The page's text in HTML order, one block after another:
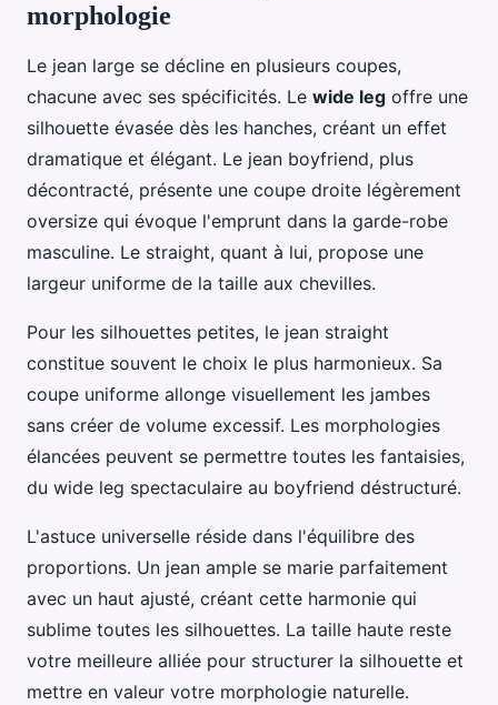
morphologie
Le jean large se décline en plusieurs coupes,
chacune avec ses spécificités. Le wide leg offre une
silhouette évasée dès les hanches, créant un effet
dramatique et élégant. Le jean boyfriend, plus
décontracté, présente une coupe droite légèrement
oversize qui évoque l'emprunt dans la garde-robe
masculine. Le straight, quant à lui, propose une
largeur uniforme de la taille aux chevilles.
Pour les silhouettes petites, le jean straight
constitue souvent le choix le plus harmonieux. Sa
coupe uniforme allonge visuellement les jambes
sans créer de volume excessif. Les morphologies
élancées peuvent se permettre toutes les fantaisies,
du wide leg spectaculaire au boyfriend déstructuré.
L'astuce universelle réside dans l'équilibre des
proportions. Un jean ample se marie parfaitement
avec un haut ajusté, créant cette harmonie qui
sublime toutes les silhouettes. La taille haute reste
votre meilleure alliée pour structurer la silhouette et
mettre en valeur votre morphologie naturelle.